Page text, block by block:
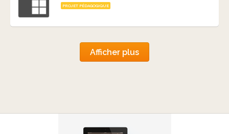
PROJET PÉDAGOGIQUE
Afficher plus